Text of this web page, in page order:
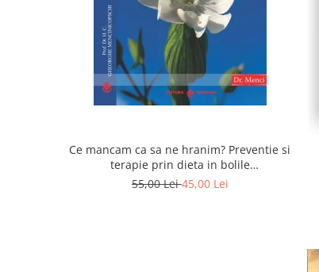
Ce mancam ca sa ne hranim? Preventie si
terapie prin dieta in bolile
cardiovasculare si in diabetul zaharat
55,00 Lei45,00 Lei